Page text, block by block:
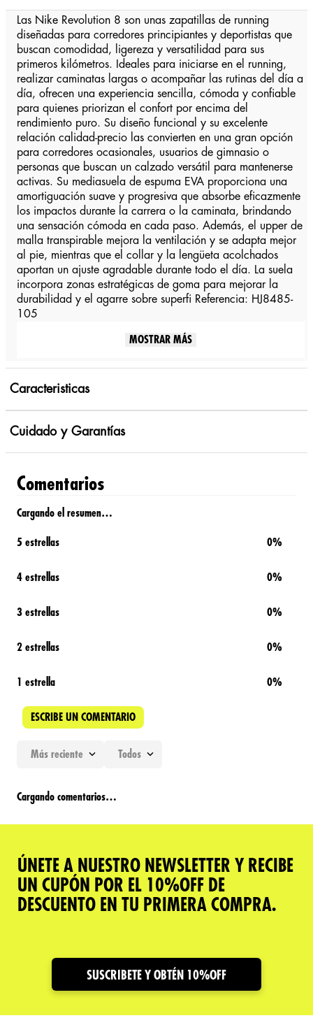
Las Nike Revolution 8 son unas zapatillas de running
diseñadas para corredores principiantes y deportistas que
buscan comodidad, ligereza y versatilidad para sus
primeros kilómetros. Ideales para iniciarse en el running,
realizar caminatas largas o acompañar las rutinas del día a
día, ofrecen una experiencia sencilla, cómoda y confiable
para quienes priorizan el confort por encima del
rendimiento puro. Su diseño funcional y su excelente
relación calidad-precio las convierten en una gran opción
para corredores ocasionales, usuarios de gimnasio o
personas que buscan un calzado versátil para mantenerse
activas. Su mediasuela de espuma EVA proporciona una
amortiguación suave y progresiva que absorbe eficazmente
los impactos durante la carrera o la caminata, brindando
una sensación cómoda en cada paso. Además, el upper de
malla transpirable mejora la ventilación y se adapta mejor
al pie, mientras que el collar y la lengüeta acolchados
aportan un ajuste agradable durante todo el día. La suela
incorpora zonas estratégicas de goma para mejorar la
durabilidad y el agarre sobre superfi Referencia: HJ8485-
105
MOSTRAR MÁS
Caracteristicas
Cuidado y Garantías
Comentarios
Cargando el resumen…
5 estrellas 0%
4 estrellas 0%
3 estrellas 0%
2 estrellas 0%
1 estrella 0%
ESCRIBE UN COMENTARIO
Agregar comentario
Califica el producto de 1 a 5 estrellas
★★★★★
Dirección de email
Más reciente Todos
Cargando comentarios…
ÚNETE A NUESTRO NEWSLETTER Y RECIBE
UN CUPÓN POR EL 10%OFF DE
DESCUENTO EN TU PRIMERA COMPRA.
SUSCRIBETE Y OBTÉN 10%OFF